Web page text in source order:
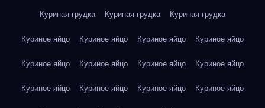
Куриная грудка Куриная грудка Куриная грудка
Куриное яйцо Куриное яйцо Куриное яйцо Куриное яйцо
Куриное яйцо Куриное яйцо Куриное яйцо Куриное яйцо
Куриное яйцо Куриное яйцо Куриное яйцо Куриное яйцо